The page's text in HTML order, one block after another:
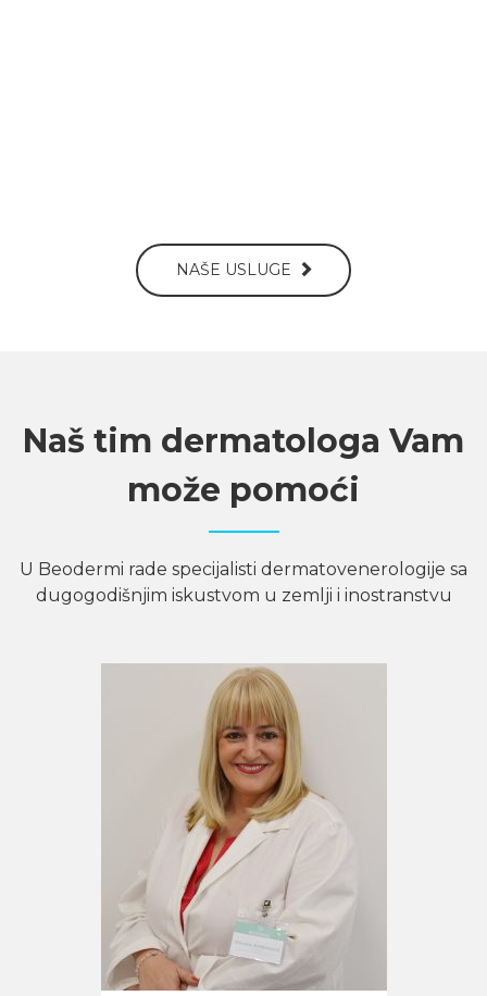
NAŠE USLUGE
Naš tim dermatologa Vam
može pomoći
U Beodermi rade specijalisti dermatovenerologije sa
dugogodišnjim iskustvom u zemlji i inostranstvu